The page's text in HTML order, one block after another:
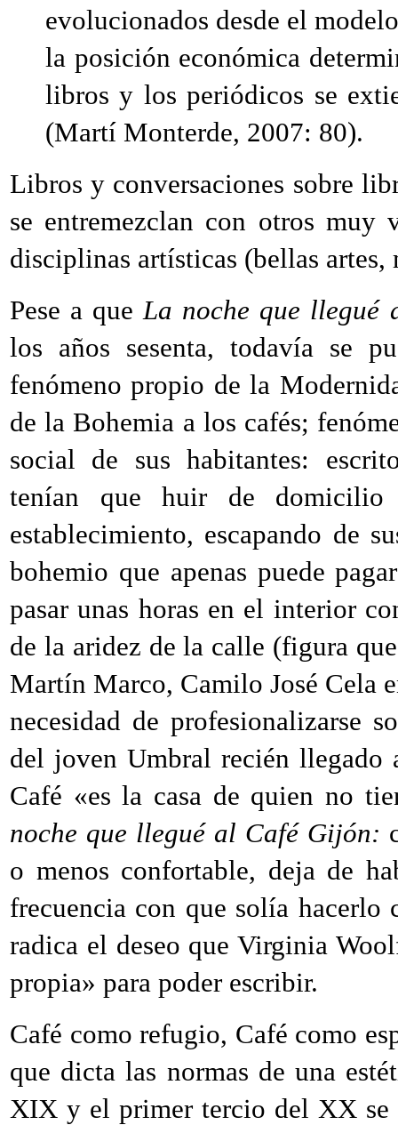
evolucionados desde el
la posición económica
libros y los periódicos se
(Martí Monterde, 2007: 80).
Libros y conversaciones sobre
se entremezclan con otros muy
disciplinas artísticas (bellas artes,
Pese a queLa noche que llegué
los años sesenta, todavía se
fenómeno propio de la
de la Bohemia a los cafés;
social de sus habitantes:
tenían que huir de domicilio
establecimiento, escapando de
bohemio que apenas puede
pasar unas horas en el interior
de la aridez de la calle (figura
Martín Marco, Camilo José Cela
necesidad de profesionalizarse
del joven Umbral recién
Café «es la casa de quien no
noche que llegué al Café Gijón:
o menos confortable, deja de
frecuencia con que solía hacerlo
radica el deseo que Virginia
propia» para poder escribir.
Café como refugio, Café como
que dicta las normas de una
XIX y el primer tercio del XX se